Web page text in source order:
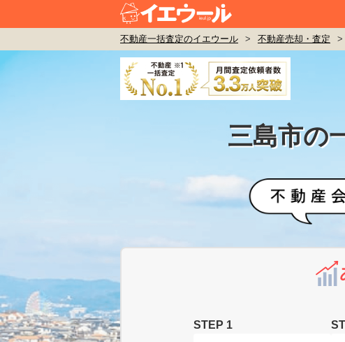
不動産一括査定のイエウール > 不動産売却・査定 >
三島市の
STEP 1